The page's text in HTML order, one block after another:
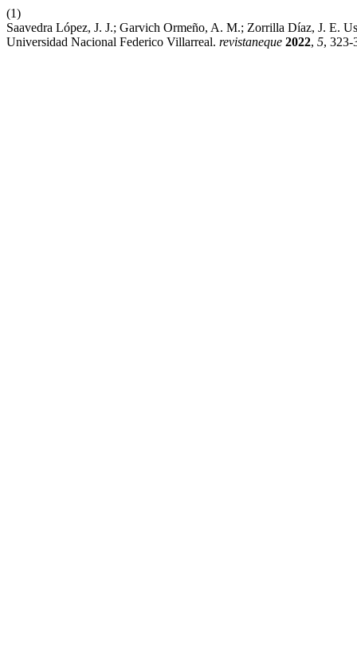
(1)
Saavedra López, J. J.; Garvich Ormeño, A. M.; Zorrilla Díaz, J. E.
Universidad Nacional Federico Villarreal. revistaneque 2022, 5, 323-